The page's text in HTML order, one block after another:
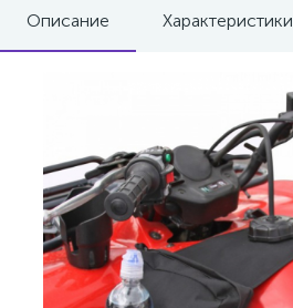
Описание Характеристики